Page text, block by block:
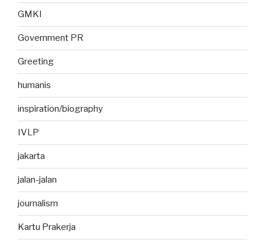
GMKI
Government PR
Greeting
humanis
inspiration/biography
IVLP
jakarta
jalan-jalan
journalism
Kartu Prakerja